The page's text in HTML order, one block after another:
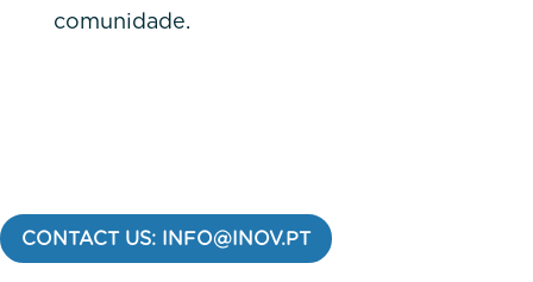
comunidade.
CONTACT US: INFO@INOV.PT